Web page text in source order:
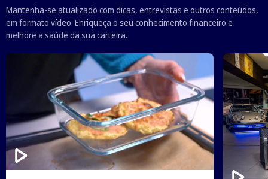
Mantenha-se atualizado com dicas, entrevistas e outros conteúdos,
em formato vídeo. Enriqueça o seu conhecimento financeiro e
melhore a saúde da sua carteira.